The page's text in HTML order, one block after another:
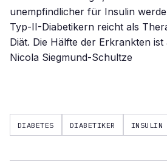
unempfindlicher für Insulin
Typ-II-Diabetikern reicht als
Diät. Die Hälfte der Erkrankten
Nicola Siegmund-Schultze
DIABETES DIABETIKER INSULIN